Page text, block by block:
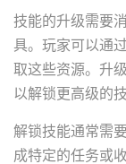
技能的升级需要
具。玩家可以通
取这些资源。升
以解锁更高级的
解锁技能通常需
成特定的任务或